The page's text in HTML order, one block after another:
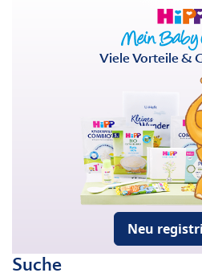
Viele Vorteile &
Neu
Suche